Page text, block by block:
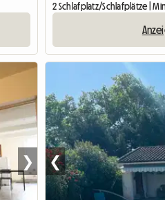
2 Schlafplatz/Schlafplätze |
❯ ❮